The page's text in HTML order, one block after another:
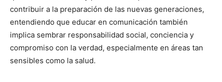
contribuir a la preparación de las nuevas generaciones,
entendiendo que educar en comunicación también
implica sembrar responsabilidad social, conciencia y
compromiso con la verdad, especialmente en áreas tan
sensibles como la salud.